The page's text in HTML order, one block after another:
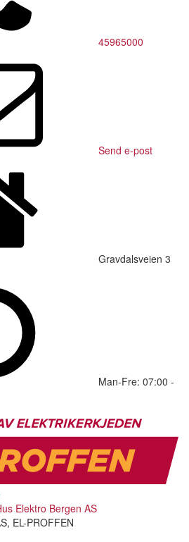
45965000
Send e-post
Gravdalsveien 3
Man-Fre: 07:00 -
Elektro Bergen AS
EL-PROFFEN